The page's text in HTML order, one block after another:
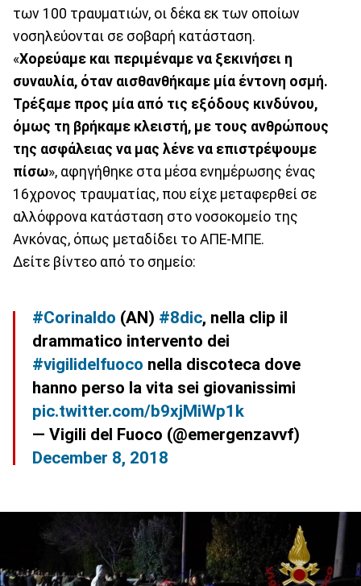
των 100 τραυματιών, οι δέκα εκ των οποίων
νοσηλεύονται σε σοβαρή κατάσταση.
«Χορεύαμε και περιμέναμε να ξεκινήσει η
συναυλία, όταν αισθανθήκαμε μία έντονη οσμή.
Τρέξαμε προς μία από τις εξόδους κινδύνου,
όμως τη βρήκαμε κλειστή, με τους ανθρώπους
της ασφάλειας να μας λένε να επιστρέψουμε
πίσω», αφηγήθηκε στα μέσα ενημέρωσης ένας
16χρονος τραυματίας, που είχε μεταφερθεί σε
αλλόφρονα κατάσταση στο νοσοκομείο της
Ανκόνας, όπως μεταδίδει το ΑΠΕ-ΜΠΕ.
Δείτε βίντεο από το σημείο:
#Corinaldo (AN) #8dic, nella clip il
drammatico intervento dei
#vigilidelfuoco nella discoteca dove
hanno perso la vita sei giovanissimi
pic.twitter.com/b9xjMiWp1k
— Vigili del Fuoco (@emergenzavvf)
December 8, 2018